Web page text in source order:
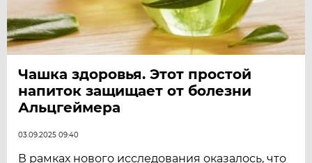
Чашка здоровья. Этот простой
напиток защищает от болезни
Альцгеймера
03.09.2025 09:40
В рамках нового исследования оказалось, что